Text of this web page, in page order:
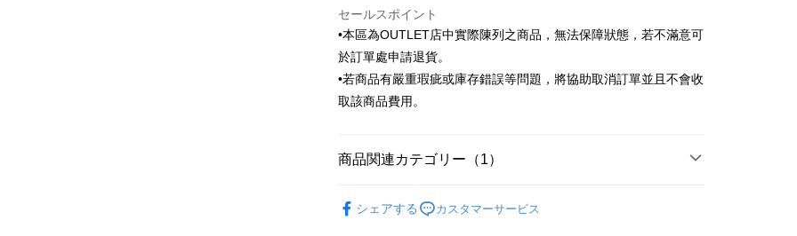
元大商業銀行
玉山商業銀行
星展(台湾)商業銀行
台新國際商業銀行
台湾楽天クレジットカード会社
HSBC(台湾)商業銀行
聯邦商業銀行
遠東国際商業銀行
元大商業銀行
台新國際商業銀行
中国信託商業銀行
台湾楽天クレジットカード会社
Easy Wallet
Google Pay
Plus Pay
一、 AFTEE代金後払いについて
2.SMSで認証してお支払い手続を進めてください。
セールスポイント
•本區為OUTLET店中實際陳列之商品，無法保障狀態，若不滿意可
於訂單處申請退貨。
•若商品有嚴重瑕疵或庫存錯誤等問題，將協助取消訂單並且不會收
取該商品費用。
商品関連カテゴリー（1）
シェアする
カスタマーサービス